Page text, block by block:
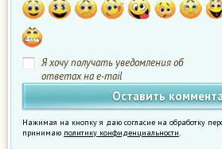
Я хочу получать уведомления об
ответах на e-mail
Нажимая на кнопку я даю согласие на обработку
принимаю политику конфиденциальности.